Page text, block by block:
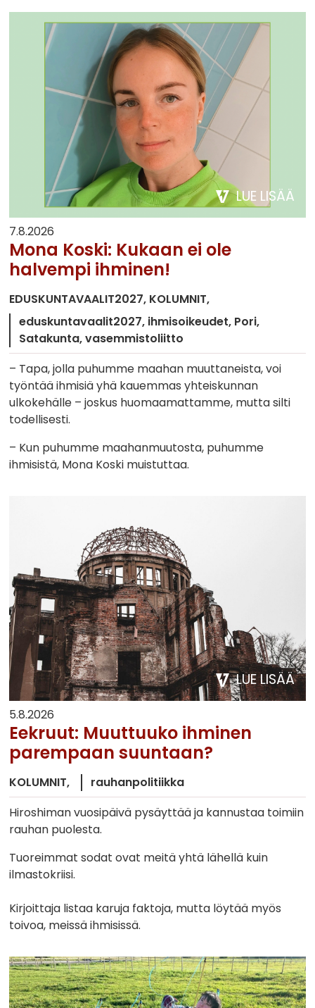
LUE LISÄÄ
7.8.2026
Mona Koski: Kukaan ei ole
halvempi ihminen!
EDUSKUNTAVAALIT2027 KOLUMNIT
eduskuntavaalit2027 ihmisoikeudet Pori
Satakunta vasemmistoliitto
– Tapa, jolla puhumme maahan muuttaneista, voi
työntää ihmisiä yhä kauemmas yhteiskunnan
ulkokehälle – joskus huomaamattamme, mutta silti
todellisesti.
– Kun puhumme maahanmuutosta, puhumme
ihmisistä, Mona Koski muistuttaa.
LUE LISÄÄ
5.8.2026
Eekruut: Muuttuuko ihminen
parempaan suuntaan?
KOLUMNIT
rauhanpolitiikka
Hiroshiman vuosipäivä pysäyttää ja kannustaa toimiin
rauhan puolesta.
Tuoreimmat sodat ovat meitä yhtä lähellä kuin
ilmastokriisi.
Kirjoittaja listaa karuja faktoja, mutta löytää myös
toivoa, meissä ihmisissä.